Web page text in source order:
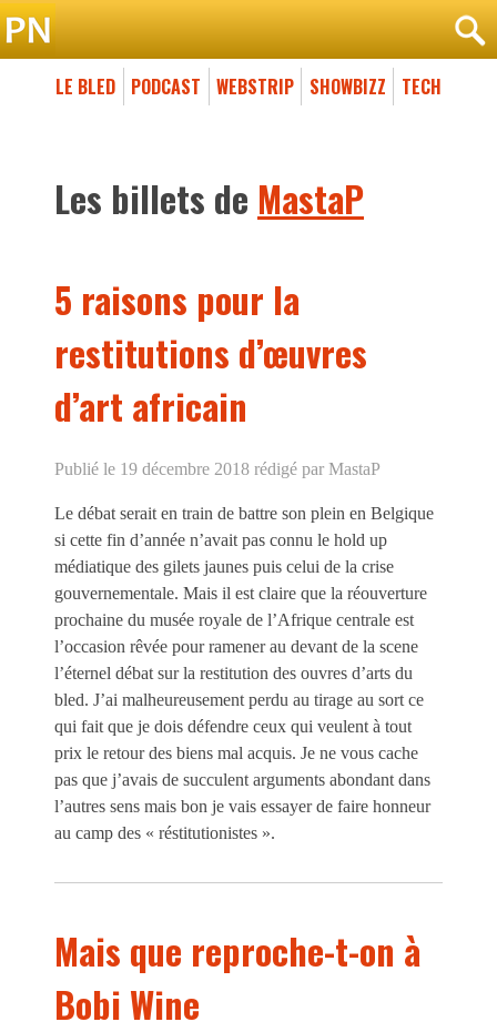
LE BLED PODCAST WEBSTRIP SHOWBIZZ TECH
Les billets de MastaP
5 raisons pour la
restitutions d’œuvres
d’art africain
Publié le 19 décembre 2018 rédigé par MastaP
Le débat serait en train de battre son plein en Belgique
si cette fin d’année n’avait pas connu le hold up
médiatique des gilets jaunes puis celui de la crise
gouvernementale. Mais il est claire que la réouverture
prochaine du musée royale de l’Afrique centrale est
l’occasion rêvée pour ramener au devant de la scene
l’éternel débat sur la restitution des ouvres d’arts du
bled. J’ai malheureusement perdu au tirage au sort ce
qui fait que je dois défendre ceux qui veulent à tout
prix le retour des biens mal acquis. Je ne vous cache
pas que j’avais de succulent arguments abondant dans
l’autres sens mais bon je vais essayer de faire honneur
au camp des « réstitutionistes ».
Mais que reproche-t-on à
Bobi Wine